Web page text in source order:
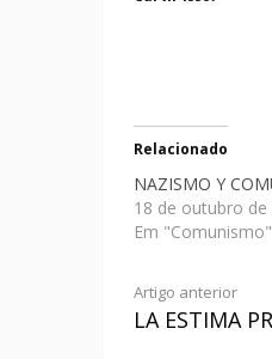
Relacionado
NAZISMO Y
18 de outubro de
Em "Comunismo"
Artigo anterior
LA ESTIMA